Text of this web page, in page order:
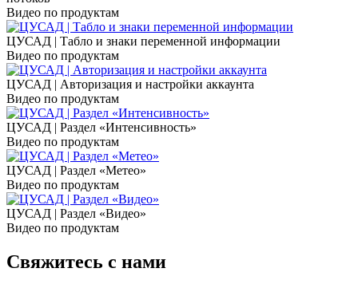
Видео по продуктам
ЦУСАД | Табло и знаки переменной информации
Видео по продуктам
ЦУСАД | Авторизация и настройки аккаунта
Видео по продуктам
ЦУСАД | Раздел «Интенсивность»
Видео по продуктам
ЦУСАД | Раздел «Метео»
Видео по продуктам
ЦУСАД | Раздел «Видео»
Видео по продуктам
Свяжитесь с нами